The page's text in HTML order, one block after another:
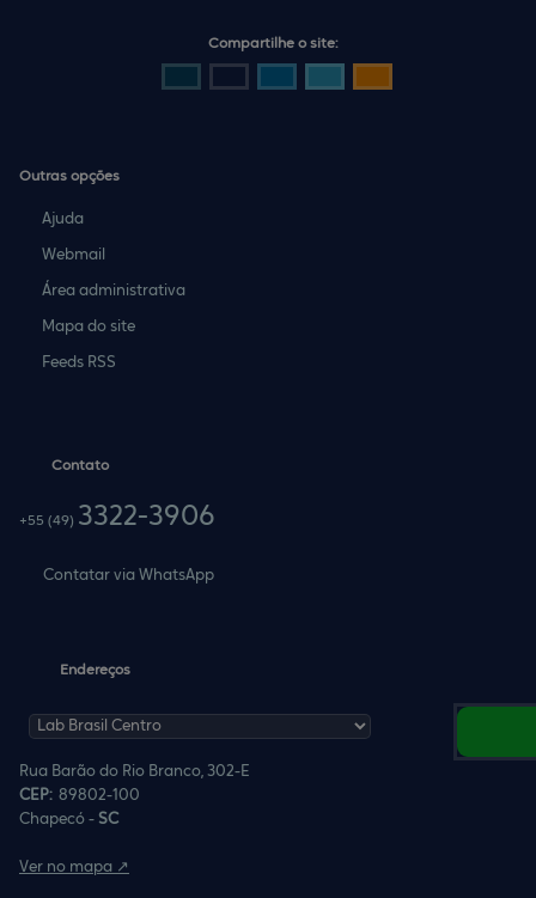
Compartilhe o site:
Outras opções
Ajuda
Webmail
Área administrativa
Mapa do site
Feeds RSS
Contato
+55 (49) 3322-3906
Contatar via WhatsApp
Endereços
Rua Barão do Rio Branco, 302-E
CEP: 89802-100
Chapecó - Santa
C
Ver no mapa ↗